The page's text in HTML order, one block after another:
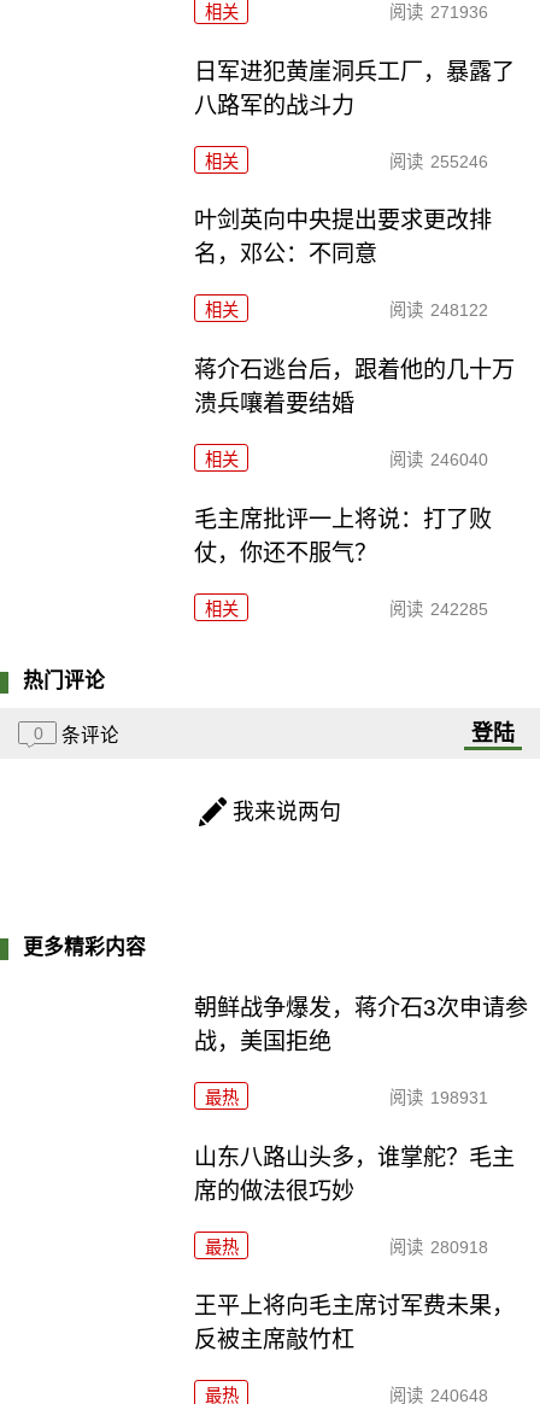
相关 阅读 271936
日军进犯黄崖洞兵工厂，暴露了
八路军的战斗力
相关 阅读 255246
叶剑英向中央提出要求更改排
名，邓公：不同意
相关 阅读 248122
蒋介石逃台后，跟着他的几十万
溃兵嚷着要结婚
相关 阅读 246040
毛主席批评一上将说：打了败
仗，你还不服气？
相关 阅读 242285
热门评论
0 条评论 登陆
我来说两句
更多精彩内容
朝鲜战争爆发，蒋介石3次申请参
战，美国拒绝
最热 阅读 198931
山东八路山头多，谁掌舵？毛主
席的做法很巧妙
最热 阅读 280918
王平上将向毛主席讨军费未果，
反被主席敲竹杠
最热 阅读 240648